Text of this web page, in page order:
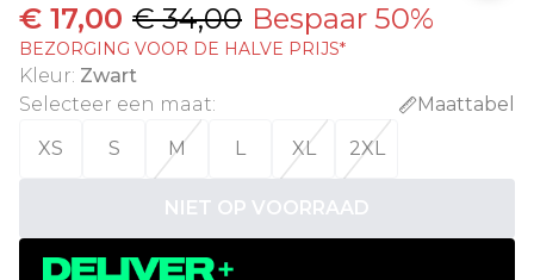
€ 17,00 € 34,00 Bespaar 50%
BEZORGING VOOR DE HALVE PRIJS*
Kleur: Zwart
Selecteer een maat:
Maattabel
XS
S M L XL 2XL
NIET OP VOORRAAD